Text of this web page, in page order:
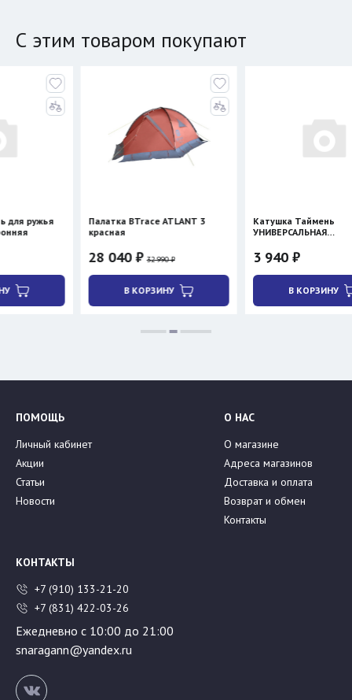
С этим товаром покупают
Палатка BTrace ATLANT 3
28 040 ₽ 32 990 ₽
В КОРЗИНУ
Катушка Таймень
УНИВЕРСАЛЬНАЯ
3 940 ₽
В КОРЗИНУ
ПОМОЩЬ
Личный кабинет
Акции
Статьи
Новости
О НАС
О магазине
Адреса магазинов
Доставка и оплата
Возврат и обмен
Контакты
КОНТАКТЫ
+7 (910) 133-21-20
+7 (831) 422-03-26
Ежедневно с 10:00 до 21:00
snaragann@yandex.ru